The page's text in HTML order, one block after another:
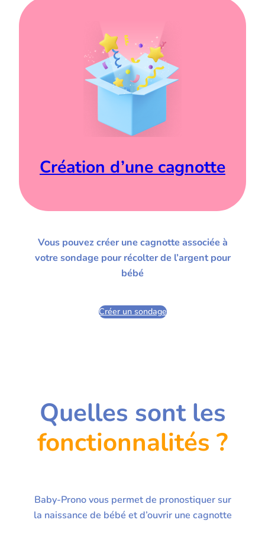
Création d’une cagnotte
Vous pouvez créer une cagnotte associée à
votre sondage pour récolter de l’argent pour
bébé
Créer un sondage
Quelles sont les
fonctionnalités ?
Baby-Prono vous permet de pronostiquer sur
la naissance de bébé et d’ouvrir une cagnotte